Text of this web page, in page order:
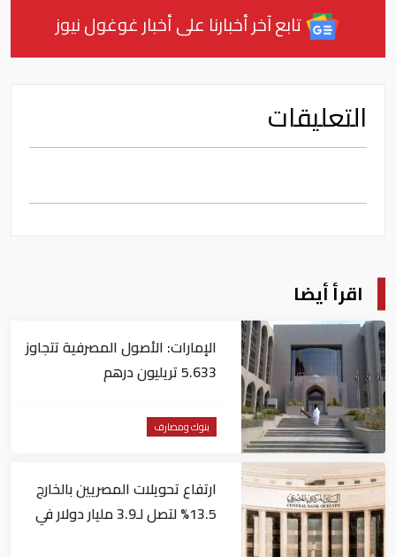
تابع آخر أخبارنا على أخبار غوغول نيوز
التعليقات
اقرأ أيضا
الإمارات: الأصول المصرفية تتجاوز
5.633 تريليون درهم
بنوك ومصارف
ارتفاع تحويلات المصريين بالخارج
13.5% لتصل لـ3.9 مليار دولار في